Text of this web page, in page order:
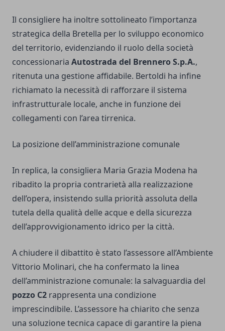
Il consigliere ha inoltre sottolineato l’importanza
strategica della Bretella per lo sviluppo economico
del territorio, evidenziando il ruolo della società
concessionaria Autostrada del Brennero S.p.A.,
ritenuta una gestione affidabile. Bertoldi ha infine
richiamato la necessità di rafforzare il sistema
infrastrutturale locale, anche in funzione dei
collegamenti con l’area tirrenica.
La posizione dell’amministrazione comunale
In replica, la consigliera Maria Grazia Modena ha
ribadito la propria contrarietà alla realizzazione
dell’opera, insistendo sulla priorità assoluta della
tutela della qualità delle acque e della sicurezza
dell’approvvigionamento idrico per la città.
A chiudere il dibattito è stato l’assessore all’Ambiente
Vittorio Molinari, che ha confermato la linea
dell’amministrazione comunale: la salvaguardia del
pozzo C2 rappresenta una condizione
imprescindibile. L’assessore ha chiarito che senza
una soluzione tecnica capace di garantire la piena